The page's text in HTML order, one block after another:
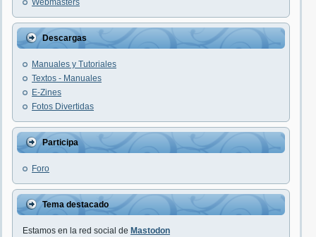
Webmasters
Descargas
Manuales y Tutoriales
Textos - Manuales
E-Zines
Fotos Divertidas
Participa
Foro
Tema destacado
Estamos en la red social de Mastodon